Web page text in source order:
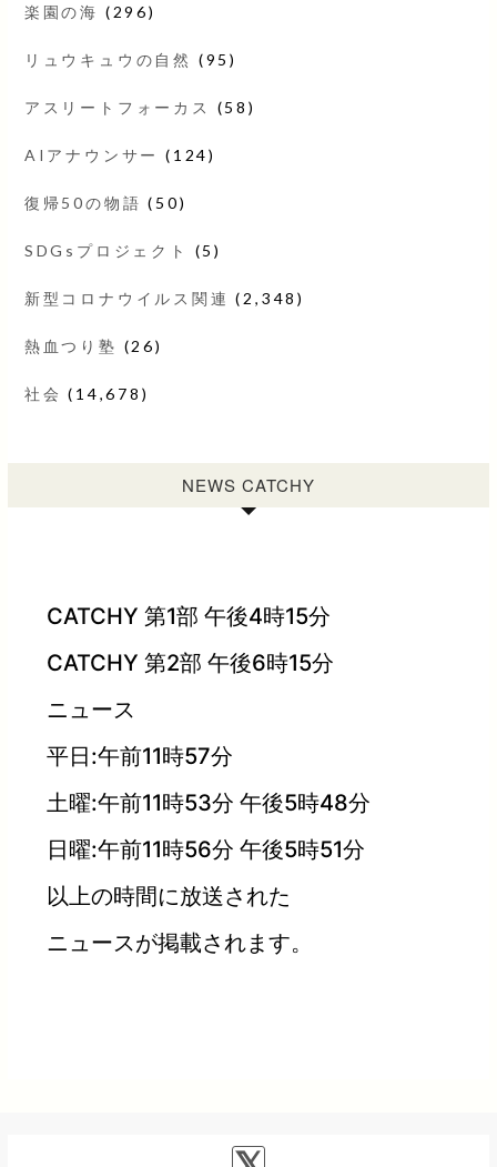
楽園の海 (296)
リュウキュウの自然 (95)
アスリートフォーカス (58)
AIアナウンサー (124)
復帰50の物語 (50)
SDGsプロジェクト (5)
新型コロナウイルス関連 (2,348)
熱血つり塾 (26)
社会 (14,678)
NEWS CATCHY
CATCHY 第1部 午後4時15分
CATCHY 第2部 午後6時15分
ニュース
平日:午前11時57分
土曜:午前11時53分 午後5時48分
日曜:午前11時56分 午後5時51分
以上の時間に放送された
ニュースが掲載されます。